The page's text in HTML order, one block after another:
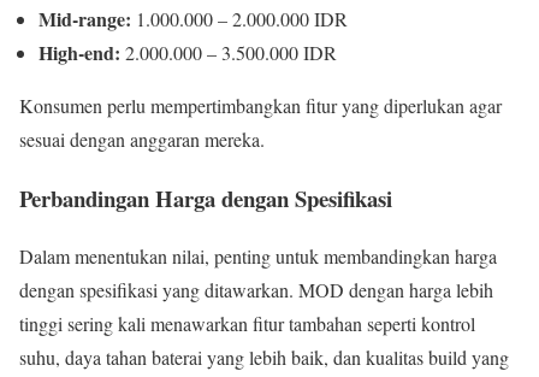
Mid-range: 1.000.000 – 2.000.000 IDR
High-end: 2.000.000 – 3.500.000 IDR
Konsumen perlu mempertimbangkan fitur yang diperlukan agar
sesuai dengan anggaran mereka.
Perbandingan Harga dengan Spesifikasi
Dalam menentukan nilai, penting untuk membandingkan harga
dengan spesifikasi yang ditawarkan. MOD dengan harga lebih
tinggi sering kali menawarkan fitur tambahan seperti kontrol
suhu, daya tahan baterai yang lebih baik, dan kualitas build yang